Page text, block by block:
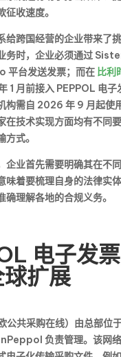
征收速度。
给跨国经营的企业带来了挑
务时，企业必须通过
台发送发票；而在 比利
1 月前接入 PEPPOL 电子
构需自 2026 年 9 月起使
在技术实现方面均有不同
方式。
企业首先需要明确其在不
味着要梳理自身的法律实
确理解各地的合规义务。
电子发
扩展
公共采购在线）由总部位
负责管理。该网